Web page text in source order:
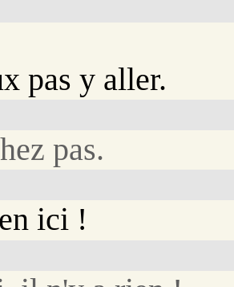
pas y aller.
pas.
ici !